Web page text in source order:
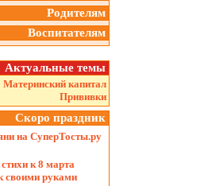
Родителям
Воспитателям
Актуальные темы
Материнский капитал
Прививки
Скоро праздник
на СуперТосты.ру
к 8 марта
своими руками